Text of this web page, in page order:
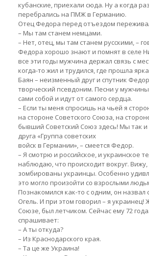
кубанские, приехали сюда. Ну а когда
перебрались на ПМЖ в Германию.
Отец Федора перед отъездом
– Мы там станем немцами.
– Нет, отец, мы там станем русскими, –
Федора хорошо знают и помнят в селе
все эти годы мужчина держал связь с
когда-то жил и трудился, где прошла
Баян – неизменный друг и спутник
творческий псевдоним. Песни у
сами собой и идут от самого сердца.
– Если ты меня спросишь на чьей я
на стороне Советского Союза, на
бывший Советский Союз здесь! Мы так
друга «Группа советских
войск в Германии», – смеется Федор.
– Я смотрю и российское, и украинское
наблюдаю, что происходит вокруг. Вижу,
зомбированы украинцы. Особенно
это могло произойти со взрослыми
Познакомился как-то с одним, он назвал
Огель. И при этом говорил – я украинец!
Союзе, был летчиком. Сейчас ему 72
спрашивает:
– А ты откуда?
– Из Краснодарского края.
– Та це же Украина!